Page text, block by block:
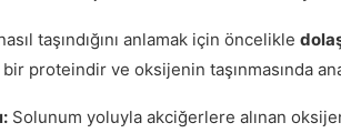
taşındığını anlamak için öncelikle
bir proteindir ve oksijenin taşınmasında
Solunum yoluyla akciğerlere alınan